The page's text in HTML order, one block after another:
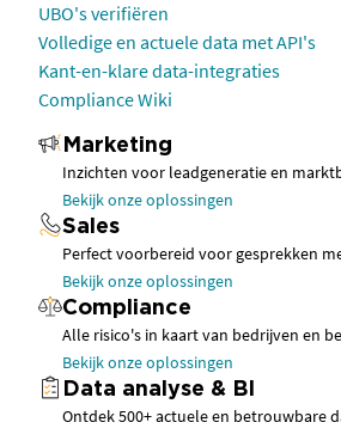
UBO's verifiëren
Volledige en actuele data met API's
Kant-en-klare data-integraties
Compliance Wiki
Marketing
Inzichten voor leadgeneratie en
Bekijk onze oplossingen
Sales
Perfect voorbereid voor gesprekken
Bekijk onze oplossingen
Compliance
Alle risico's in kaart van bedrijven en
Bekijk onze oplossingen
Data analyse & BI
Ontdek 500+ actuele en betrouwbare